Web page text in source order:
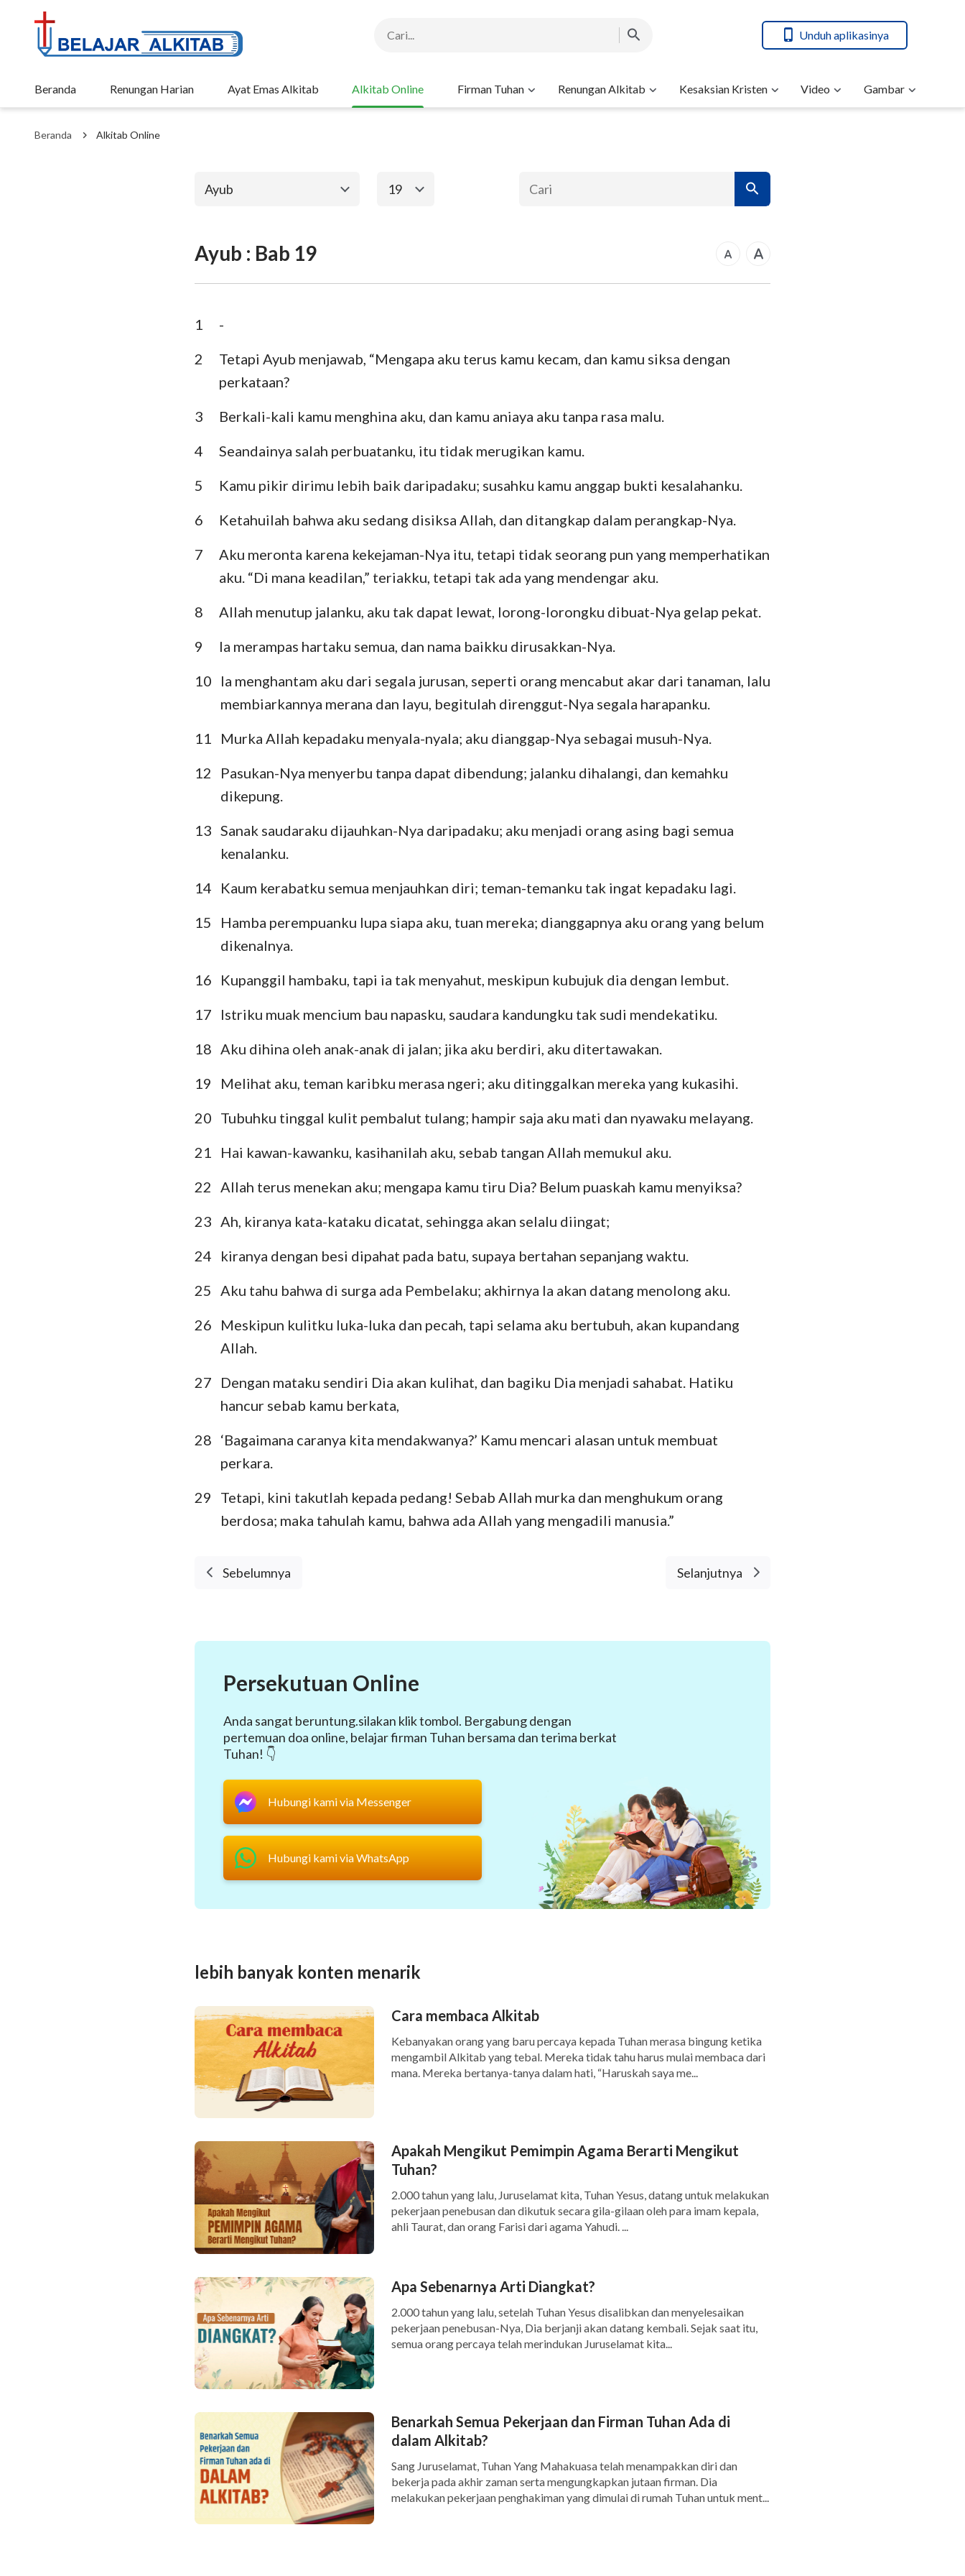
Unduh aplikasinya
Beranda Renungan Harian Ayat Emas Alkitab Alkitab Online Firman Tuhan Renungan Alkitab Kesaksian Kristen Video Gambar
Beranda Alkitab Online
Ayub
Perjanjian Lama
Imamat
Ulangan Yosua
Hakim-Hakim
I Samuel II Samuel
I Raja-Raja II Raja-Raja
I Tawarikh II Tawarikh
Ezra Nehemia
Mazmur Amsal
Pengkhotbah Kidung Agung
Yesaya
Daniel Hosea
Yoel Amos
Obaja Yunus
Mikha
Habakuk Zefanya
Hagai
Maleakhi
Kisah Roma
Galatia Efesus
Filipi
I Tesalonika II Tesalonika
I Timotius II Timotius
Ibrani Yakobus
I Petrus II Petrus
I Yohanes
Wahyu
19
Ayub : Bab 19
1
-
2
Tetapi Ayub menjawab, “Mengapa aku terus kamu kecam, dan kamu siksa dengan
perkataan?
3
Berkali-kali kamu menghina aku, dan kamu aniaya aku tanpa rasa malu.
4
Seandainya salah perbuatanku, itu tidak merugikan kamu.
5
Kamu pikir dirimu lebih baik daripadaku; susahku kamu anggap bukti kesalahanku.
6
Ketahuilah bahwa aku sedang disiksa Allah, dan ditangkap dalam perangkap-Nya.
7
Aku meronta karena kekejaman-Nya itu, tetapi tidak seorang pun yang memperhatikan
aku. “Di mana keadilan,” teriakku, tetapi tak ada yang mendengar aku.
8
Allah menutup jalanku, aku tak dapat lewat, lorong-lorongku dibuat-Nya gelap pekat.
9
Ia merampas hartaku semua, dan nama baikku dirusakkan-Nya.
10
Ia menghantam aku dari segala jurusan, seperti orang mencabut akar dari tanaman, lalu
membiarkannya merana dan layu, begitulah direnggut-Nya segala harapanku.
11
Murka Allah kepadaku menyala-nyala; aku dianggap-Nya sebagai musuh-Nya.
12
Pasukan-Nya menyerbu tanpa dapat dibendung; jalanku dihalangi, dan kemahku
dikepung.
13 Sanak saudaraku dijauhkan-Nya daripadaku; aku menjadi orang asing bagi semua
kenalanku.
14
Kaum kerabatku semua menjauhkan diri; teman-temanku tak ingat kepadaku lagi.
15
Hamba perempuanku lupa siapa aku, tuan mereka; dianggapnya aku orang yang belum
dikenalnya.
16
Kupanggil hambaku, tapi ia tak menyahut, meskipun kubujuk dia dengan lembut.
17
Istriku muak mencium bau napasku, saudara kandungku tak sudi mendekatiku.
18 Aku dihina oleh anak-anak di jalan; jika aku berdiri, aku ditertawakan.
19
Melihat aku, teman karibku merasa ngeri; aku ditinggalkan mereka yang kukasihi.
20 Tubuhku tinggal kulit pembalut tulang; hampir saja aku mati dan nyawaku melayang.
21
Hai kawan-kawanku, kasihanilah aku, sebab tangan Allah memukul aku.
22 Allah terus menekan aku; mengapa kamu tiru Dia? Belum puaskah kamu menyiksa?
23 Ah, kiranya kata-kataku dicatat, sehingga akan selalu diingat;
24
kiranya dengan besi dipahat pada batu, supaya bertahan sepanjang waktu.
25 Aku tahu bahwa di surga ada Pembelaku; akhirnya Ia akan datang menolong aku.
26
Meskipun kulitku luka-luka dan pecah, tapi selama aku bertubuh, akan kupandang
Allah.
27
Dengan mataku sendiri Dia akan kulihat, dan bagiku Dia menjadi sahabat. Hatiku
hancur sebab kamu berkata,
28 ‘Bagaimana caranya kita mendakwanya?’ Kamu mencari alasan untuk membuat
perkara.
29
Tetapi, kini takutlah kepada pedang! Sebab Allah murka dan menghukum orang
berdosa; maka tahulah kamu, bahwa ada Allah yang mengadili manusia.”
Sebelumnya Selanjutnya
Persekutuan Online
Anda sangat beruntung.silakan klik tombol. Bergabung dengan
pertemuan doa online, belajar firman Tuhan bersama dan terima berkat
Tuhan! 👇
Hubungi kami via Messenger
Hubungi kami via WhatsApp
lebih banyak konten menarik
Cara membaca Alkitab
Kebanyakan orang yang baru percaya kepada Tuhan merasa bingung ketika
mengambil Alkitab yang tebal. Mereka tidak tahu harus mulai membaca dari
mana. Mereka bertanya-tanya dalam hati, “Haruskah saya me...
Apakah Mengikut Pemimpin Agama Berarti Mengikut
Tuhan?
2.000 tahun yang lalu, Juruselamat kita, Tuhan Yesus, datang untuk melakukan
pekerjaan penebusan dan dikutuk secara gila-gilaan oleh para imam kepala,
ahli Taurat, dan orang Farisi dari agama Yahudi. ...
Apa Sebenarnya Arti Diangkat?
2.000 tahun yang lalu, setelah Tuhan Yesus disalibkan dan menyelesaikan
pekerjaan penebusan-Nya, Dia berjanji akan datang kembali. Sejak saat itu,
semua orang percaya telah merindukan Juruselamat kita...
Benarkah Semua Pekerjaan dan Firman Tuhan Ada di
dalam Alkitab?
Sang Juruselamat, Tuhan Yang Mahakuasa telah menampakkan diri dan
bekerja pada akhir zaman serta mengungkapkan jutaan firman. Dia
melakukan pekerjaan penghakiman yang dimulai di rumah Tuhan untuk ment...